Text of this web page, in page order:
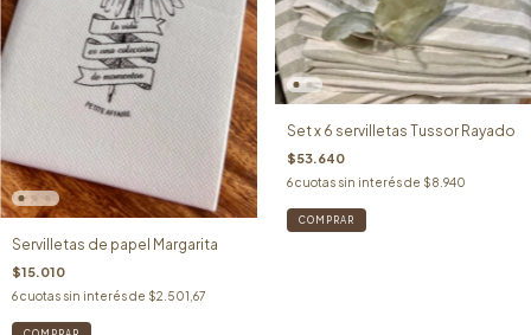
Servilletas de papel Margarita
$15.010
6cuotas sin interés de $2.501,67
Set x 6 servilletas Tussor Rayado
$53.640
6 cuotas sin interés de $8.940